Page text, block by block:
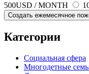
500USD / MONTH
Категории
Социальная сфера
Многодетные